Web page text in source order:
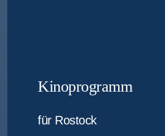
Kinoprogramm
für Rostock